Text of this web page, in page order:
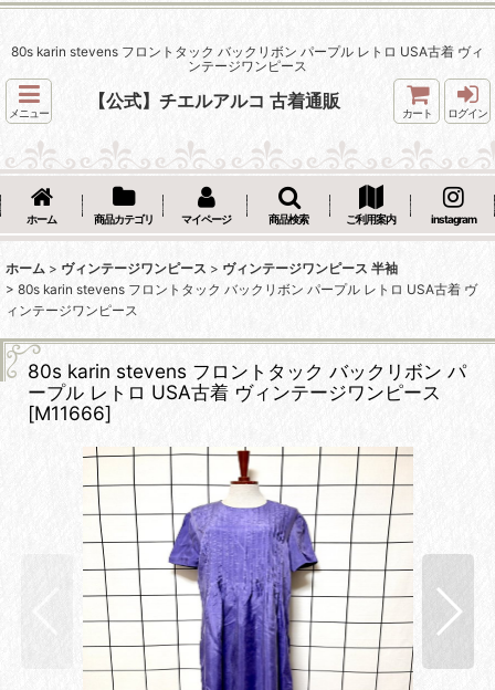
80s karin stevens フロントタック バックリボン パープル レトロ USA古着 ヴィ
ンテージワンピース
メニュー
【公式】チエルアルコ 古着通販
カート ログイン
ホーム 商品カテゴリ マイページ 商品検索 ご利用案内 instagram
ホーム > ヴィンテージワンピース > ヴィンテージワンピース 半袖
> 80s karin stevens フロントタック バックリボン パープル レトロ USA古着 ヴ
ィンテージワンピース
80s karin stevens フロントタック バックリボン パ
ープル レトロ USA古着 ヴィンテージワンピース
[M11666]